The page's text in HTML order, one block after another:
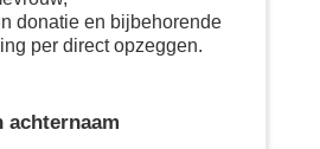
donatie en bijbehorende
per direct opzeggen.
achternaam